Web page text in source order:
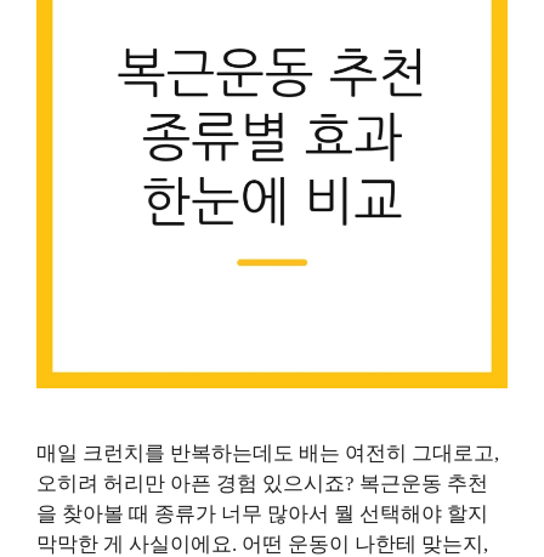
매일 크런치를 반복하는데도 배는 여전히 그대로고,
오히려 허리만 아픈 경험 있으시죠? 복근운동 추천
을 찾아볼 때 종류가 너무 많아서 뭘 선택해야 할지
막막한 게 사실이에요. 어떤 운동이 나한테 맞는지,